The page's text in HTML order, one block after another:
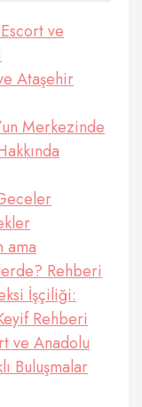
ve
Ataşehir
Merkezinde
ama
Rehberi
İşçiliği:
Rehberi
ve Anadolu
Buluşmalar